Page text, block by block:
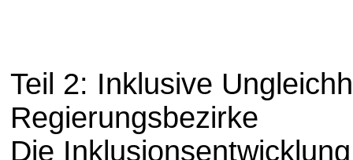
Teil 2: Inklusive
Regierungsbezirke
Die